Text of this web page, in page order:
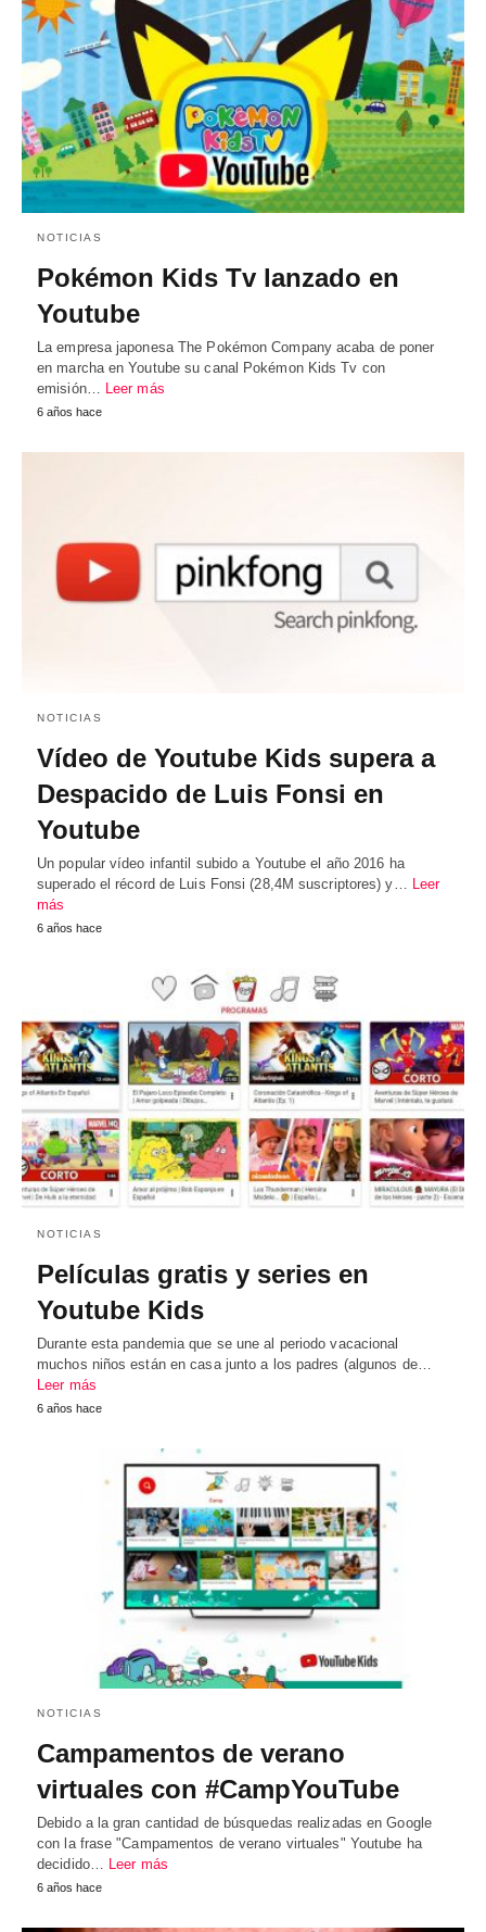
NOTICIAS
Pokémon Kids Tv lanzado en
Youtube
La empresa japonesa The Pokémon Company acaba de poner
en marcha en Youtube su canal Pokémon Kids Tv con
emisión… Leer más
6 años hace
NOTICIAS
Vídeo de Youtube Kids supera a
Despacido de Luis Fonsi en
Youtube
Un popular vídeo infantil subido a Youtube el año 2016 ha
superado el récord de Luis Fonsi (28,4M suscriptores) y… Leer
más
6 años hace
NOTICIAS
Películas gratis y series en
Youtube Kids
Durante esta pandemia que se une al periodo vacacional
muchos niños están en casa junto a los padres (algunos de…
Leer más
6 años hace
NOTICIAS
Campamentos de verano
virtuales con #CampYouTube
Debido a la gran cantidad de búsquedas realizadas en Google
con la frase "Campamentos de verano virtuales" Youtube ha
decidido… Leer más
6 años hace